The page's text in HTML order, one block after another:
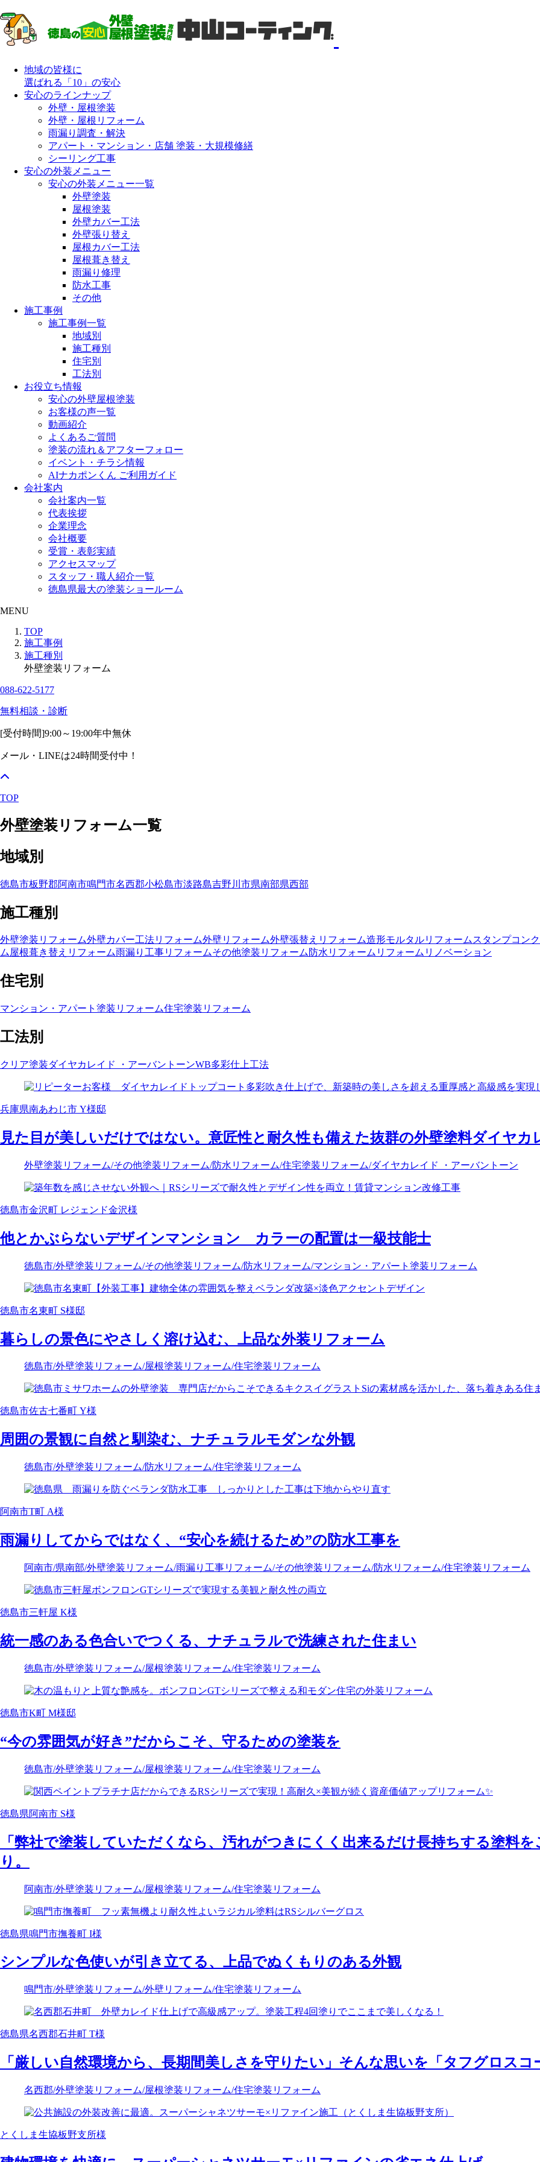
地域の皆様に
選ばれる「10」の安心
安心のラインナップ
外壁・屋根塗装
外壁・屋根リフォーム
雨漏り調査・解決
アパート・マンション・店舗 塗装・大規模修繕
シーリング工事
安心の外装メニュー
安心の外装メニュー一覧
外壁塗装
屋根塗装
外壁カバー工法
外壁張り替え
屋根カバー工法
屋根葺き替え
雨漏り修理
防水工事
その他
施工事例
施工事例一覧
地域別
施工種別
住宅別
工法別
お役立ち情報
安心の外壁屋根塗装
お客様の声一覧
動画紹介
よくあるご質問
塗装の流れ＆アフターフォロー
イベント・チラシ情報
AIナカポンくん ご利用ガイド
会社案内
会社案内一覧
代表挨拶
企業理念
会社概要
受賞・表彰実績
アクセスマップ
スタッフ・職人紹介一覧
徳島県最大の塗装ショールーム
MENU
TOP
施工事例
施工種別
外壁塗装リフォーム
088-622-5177
無料相談・診断
[受付時間]9:00～19:00年中無休
メール・LINEは24時間受付中！
TOP
外壁塗装リフォーム一覧
地域別
徳島市板野郡阿南市鳴門市名西郡小松島市淡路島吉野川市県南部県西部
施工種別
外壁塗装リフォーム外壁カバー工法リフォーム外壁リフォーム外壁張替えリフォーム造形モルタルリフォームスタンプコン
ム屋根葺き替えリフォーム雨漏り工事リフォームその他塗装リフォーム防水リフォーム リフォーム リノベーション
住宅別
マンション・アパート塗装リフォーム住宅塗装リフォーム
工法別
クリア塗装ダイヤカレイド ・アーバントーンWB多彩仕上工法
兵庫県南あわじ市 Y様邸
見た目が美しいだけではない。意匠性と耐久性も備えた抜群の外壁塗料ダイヤカ
外壁塗装リフォーム/その他塗装リフォーム/防水リフォーム/住宅塗装リフォーム/ダイヤカレイド ・アーバントーン
徳島市金沢町 レジェンド金沢様
他とかぶらないデザインマンション カラーの配置は一級技能士
徳島市/外壁塗装リフォーム/その他塗装リフォーム/防水リフォーム/マンション・アパート塗装リフォーム
徳島市名東町 S様邸
暮らしの景色にやさしく溶け込む、上品な外装リフォーム
徳島市/外壁塗装リフォーム/屋根塗装リフォーム/住宅塗装リフォーム
徳島市佐古七番町 Y様
周囲の景観に自然と馴染む、ナチュラルモダンな外観
徳島市/外壁塗装リフォーム/防水リフォーム/住宅塗装リフォーム
阿南市T町 A様
雨漏りしてからではなく、“安心を続けるため”の防水工事を
阿南市/県南部/外壁塗装リフォーム/雨漏り工事リフォーム/その他塗装リフォーム/防水リフォーム/住宅塗装リフォーム
徳島市三軒屋 K様
統一感のある色合いでつくる、ナチュラルで洗練された住まい
徳島市/外壁塗装リフォーム/屋根塗装リフォーム/住宅塗装リフォーム
徳島市K町 M様邸
“今の雰囲気が好き”だからこそ、守るための塗装を
徳島市/外壁塗装リフォーム/屋根塗装リフォーム/住宅塗装リフォーム
徳島県阿南市 S様
「弊社で塗装していただくなら、汚れがつきにくく出来るだけ長持ちする塗料
り。
阿南市/外壁塗装リフォーム/屋根塗装リフォーム/住宅塗装リフォーム
徳島県鳴門市撫養町 I様
シンプルな色使いが引き立てる、上品でぬくもりのある外観
鳴門市/外壁塗装リフォーム/外壁リフォーム/住宅塗装リフォーム
徳島県名西郡石井町 T様
「厳しい自然環境から、長期間美しさを守りたい」そんな思いを「タフグロスコ
名西郡/外壁塗装リフォーム/屋根塗装リフォーム/住宅塗装リフォーム
とくしま生協板野支所様